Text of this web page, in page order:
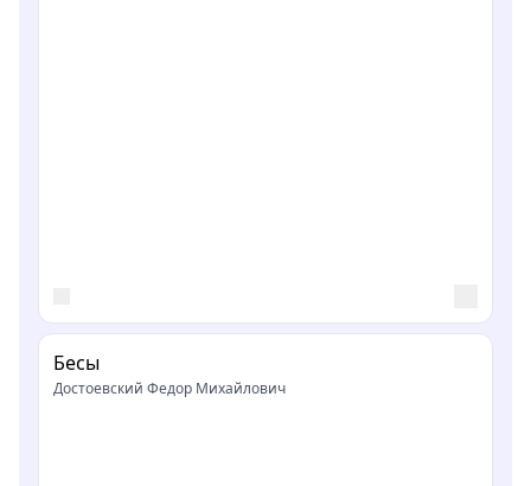
Бесы
Достоевский Федор Михайлович